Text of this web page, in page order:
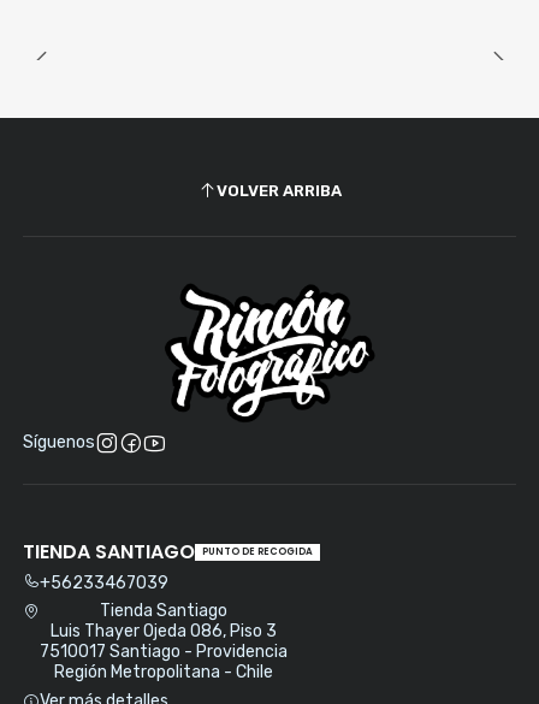
VOLVER ARRIBA
Síguenos
TIENDA SANTIAGO PUNTO DE RECOGIDA
+56233467039
Tienda Santiago
Luis Thayer Ojeda 086, Piso 3
7510017 Santiago - Providencia
Región Metropolitana - Chile